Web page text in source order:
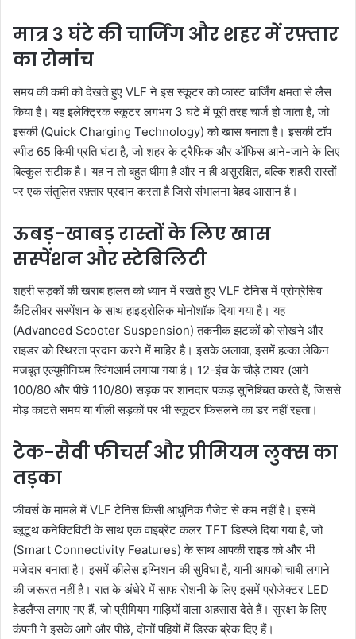
मात्र 3 घंटे की चार्जिंग और शहर में रफ़्तार
का रोमांच
समय की कमी को देखते हुए VLF ने इस स्कूटर को फास्ट चार्जिंग क्षमता से लैस
किया है। यह इलेक्ट्रिक स्कूटर लगभग 3 घंटे में पूरी तरह चार्ज हो जाता है, जो
इसकी (Quick Charging Technology) को खास बनाता है। इसकी टॉप
स्पीड 65 किमी प्रति घंटा है, जो शहर के ट्रैफिक और ऑफिस आने-जाने के लिए
बिल्कुल सटीक है। यह न तो बहुत धीमा है और न ही असुरक्षित, बल्कि शहरी रास्तों
पर एक संतुलित रफ़्तार प्रदान करता है जिसे संभालना बेहद आसान है।
ऊबड़-खाबड़ रास्तों के लिए खास
सस्पेंशन और स्टेबिलिटी
शहरी सड़कों की खराब हालत को ध्यान में रखते हुए VLF टेनिस में प्रोग्रेसिव
कैंटिलीवर सस्पेंशन के साथ हाइड्रोलिक मोनोशॉक दिया गया है। यह
(Advanced Scooter Suspension) तकनीक झटकों को सोखने और
राइडर को स्थिरता प्रदान करने में माहिर है। इसके अलावा, इसमें हल्का लेकिन
मजबूत एल्यूमीनियम स्विंगआर्म लगाया गया है। 12-इंच के चौड़े टायर (आगे
100/80 और पीछे 110/80) सड़क पर शानदार पकड़ सुनिश्चित करते हैं, जिससे
मोड़ काटते समय या गीली सड़कों पर भी स्कूटर फिसलने का डर नहीं रहता।
टेक-सैवी फीचर्स और प्रीमियम लुक्स का
तड़का
फीचर्स के मामले में VLF टेनिस किसी आधुनिक गैजेट से कम नहीं है। इसमें
ब्लूटूथ कनेक्टिविटी के साथ एक वाइब्रेंट कलर TFT डिस्प्ले दिया गया है, जो
(Smart Connectivity Features) के साथ आपकी राइड को और भी
मजेदार बनाता है। इसमें कीलेस इग्निशन की सुविधा है, यानी आपको चाबी लगाने
की जरूरत नहीं है। रात के अंधेरे में साफ रोशनी के लिए इसमें प्रोजेक्टर LED
हेडलैंप्स लगाए गए हैं, जो प्रीमियम गाड़ियों वाला अहसास देते हैं। सुरक्षा के लिए
कंपनी ने इसके आगे और पीछे, दोनों पहियों में डिस्क ब्रेक दिए हैं।